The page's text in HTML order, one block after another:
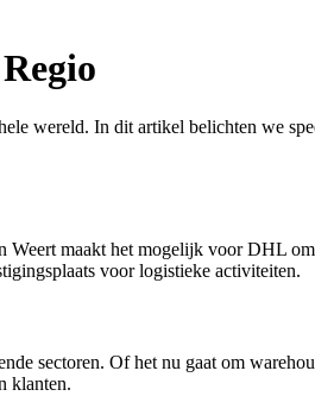
wereld. In dit artikel belichten we
maakt het mogelijk voor DHL
voor logistieke activiteiten.
sectoren. Of het nu gaat om
klanten.